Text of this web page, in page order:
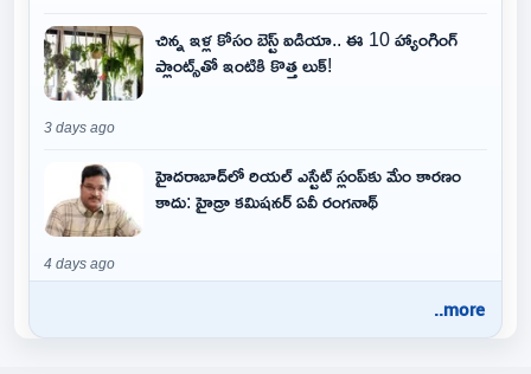
చిన్న ఇళ్ల కోసం బెస్ట్ ఐడియా.. ఈ 10 హ్యాంగింగ్
ప్లాంట్స్‌తో ఇంటికి కొత్త లుక్!
3 days ago
హైదరాబాద్‌లో రియల్ ఎస్టేట్ స్లంప్‌కు మేం కారణం
కాదు: హైడ్రా కమిషనర్ ఏవీ రంగనాథ్
4 days ago
..more